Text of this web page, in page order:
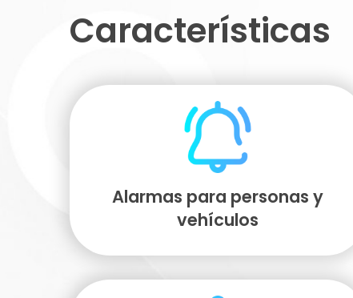
Características
Alarmas para personas y
vehículos